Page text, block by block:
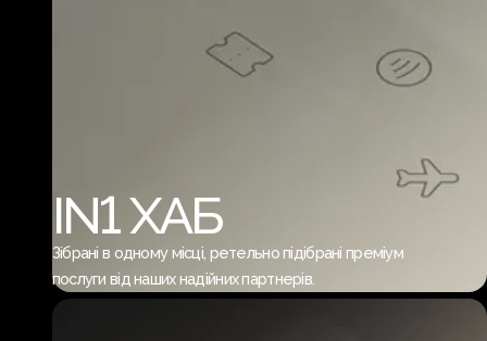
IN1 ХАБ
Зібрані в одному місці, ретельно підібрані преміум
послуги від наших надійних партнерів.